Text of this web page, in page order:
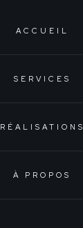
ACCUEIL
SERVICES
RÉALISATIONS
À PROPOS